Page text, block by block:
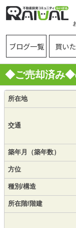
ブログ一覧 買い
◆ご売却済み◆
所在地
交通
築年月（築年数）
方位
種別/構造
所在階/階建